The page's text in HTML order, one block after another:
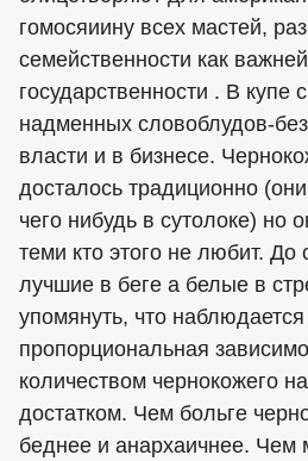
гомосяиину всех мастей,
семейственности как
государственности . В купе
надменных словоблудов-
власти и в бизнесе.
досталось традиционно
чего нибудь в сутолоке) но
теми кто этого не любит. До
лучшие в беге а белые в
упомянуть, что
пропорциональная
количеством чернокожего
достатком. Чем больге
беднее и анархаичнее. Чем